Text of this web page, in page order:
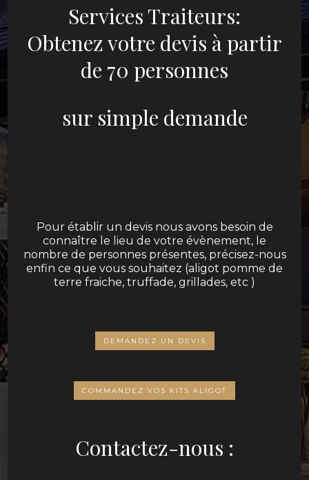
Services Traiteurs:
Obtenez votre devis à partir
de 70 personnes
sur simple demande
Pour établir un devis nous avons besoin de
connaître le lieu de votre évènement, le
nombre de personnes présentes, précisez-nous
enfin ce que vous souhaitez (aligot pomme de
terre fraiche, truffade, grillades, etc )
DEMANDEZ UN DEVIS
COMMANDEZ VOS KITS ALIGOT
Contactez-nous :